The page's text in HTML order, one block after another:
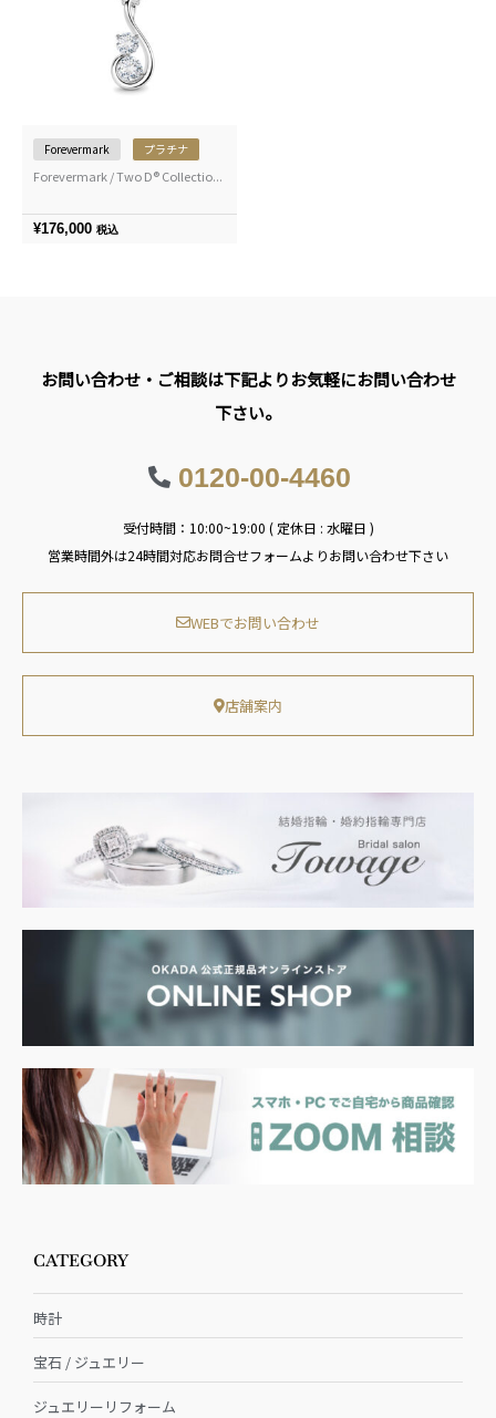
Forevermark プラチナ
Forevermark / Two D® Collectio...
¥176,000 税込
お問い合わせ・ご相談は下記よりお気軽にお問い合わせ
下さい。
0120-00-4460
受付時間：10:00~19:00 ( 定休日 : 水曜日 )
営業時間外は24時間対応お問合せフォームよりお問い合わせ下さい
WEBでお問い合わせ
店舗案内
CATEGORY
時計
宝石 / ジュエリー
ジュエリーリフォーム